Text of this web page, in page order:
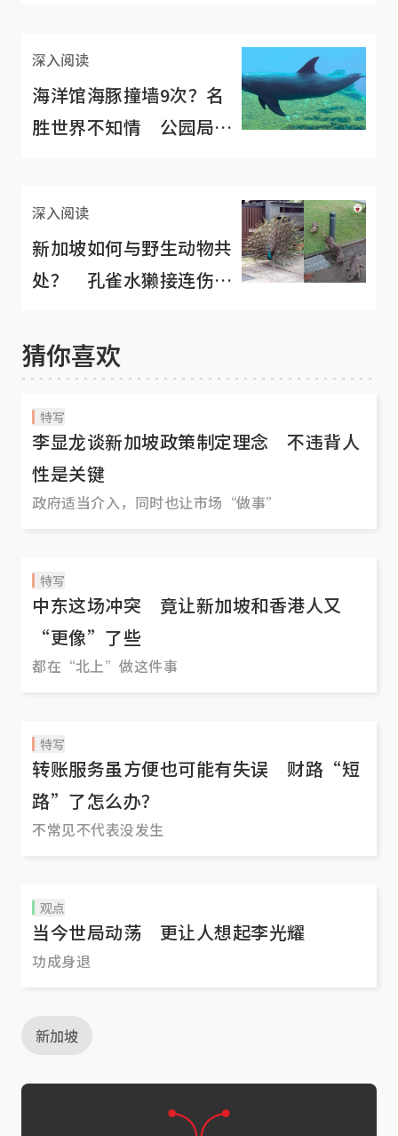
深入阅读
海洋馆海豚撞墙9次？名
胜世界不知情 公园局称
深入阅读
新加坡如何与野生动物共
处？ 孔雀水獭接连伤人
猜你喜欢
特写
李显龙谈新加坡政策制定理念 不违背人
性是关键
政府适当介入，同时也让市场“做事”
特写
中东这场冲突 竟让新加坡和香港人又
“更像”了些
都在“北上”做这件事
特写
转账服务虽方便也可能有失误 财路“短
路”了怎么办？
不常见不代表没发生
观点
当今世局动荡 更让人想起李光耀
功成身退
新加坡